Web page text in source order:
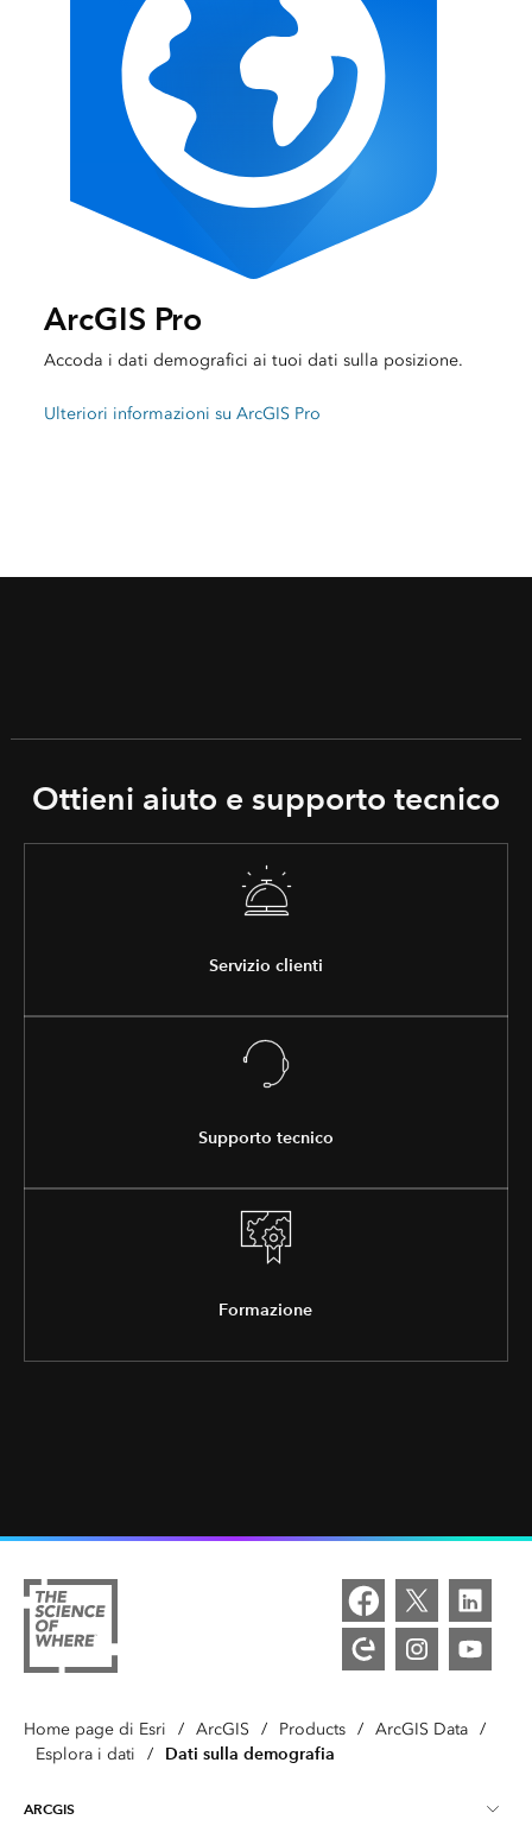
ArcGIS Pro
Accoda i dati demografici ai tuoi dati sulla posizione.
Ulteriori informazioni su ArcGIS Pro
Ottieni aiuto e supporto tecnico
Servizio clienti
Supporto tecnico
Formazione
Home page di Esri / ArcGIS / Products / ArcGIS Data /
Esplora i dati
/ Dati sulla demografia
ARCGIS